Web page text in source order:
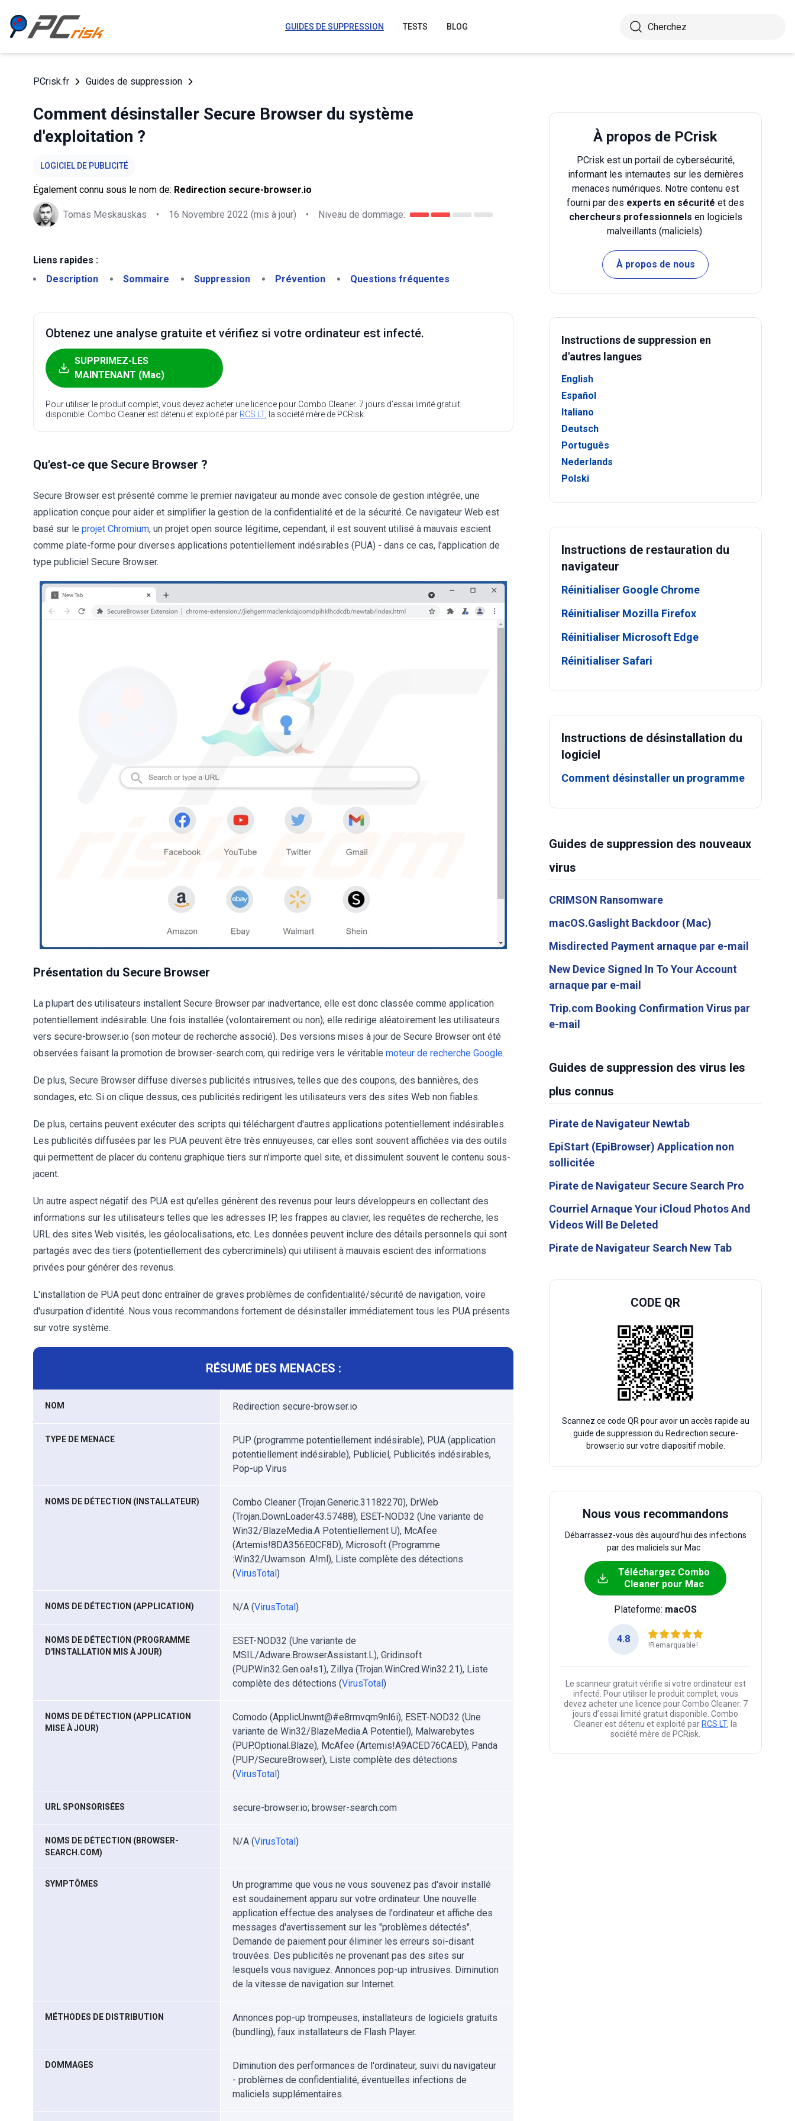
GUIDES DE SUPPRESSION TESTS BLOG
PCrisk.fr Guides de suppression
Comment désinstaller Secure Browser du système
d'exploitation ?
LOGICIEL DE PUBLICITÉ
Également connu sous le nom de: Redirection secure-browser.io
Tomas Meskauskas • 16 Novembre 2022 (mis à jour) • Niveau de dommage:
Liens rapides :
Description
Sommaire Suppression Prévention Questions fréquentes
Obtenez une analyse gratuite et vérifiez si votre ordinateur est infecté.
SUPPRIMEZ-LES
MAINTENANT (Mac)
Pour utiliser le produit complet, vous devez acheter une licence pour Combo Cleaner. 7 jours d’essai limité gratuit
disponible. Combo Cleaner est détenu et exploité par RCS LT, la société mère de PCRisk.
Qu'est-ce que Secure Browser ?
Secure Browser est présenté comme le premier navigateur au monde avec console de gestion intégrée, une
application conçue pour aider et simplifier la gestion de la confidentialité et de la sécurité. Ce navigateur Web est
basé sur le projet Chromium, un projet open source légitime, cependant, il est souvent utilisé à mauvais escient
comme plate-forme pour diverses applications potentiellement indésirables (PUA) - dans ce cas, l'application de
type publiciel Secure Browser.
Présentation du Secure Browser
La plupart des utilisateurs installent Secure Browser par inadvertance, elle est donc classée comme application
potentiellement indésirable. Une fois installée (volontairement ou non), elle redirige aléatoirement les utilisateurs
vers secure-browser.io (son moteur de recherche associé). Des versions mises à jour de Secure Browser ont été
observées faisant la promotion de browser-search.com, qui redirige vers le véritable moteur de recherche Google.
De plus, Secure Browser diffuse diverses publicités intrusives, telles que des coupons, des bannières, des
sondages, etc. Si on clique dessus, ces publicités redirigent les utilisateurs vers des sites Web non fiables.
De plus, certains peuvent exécuter des scripts qui téléchargent d'autres applications potentiellement indésirables.
Les publicités diffusées par les PUA peuvent être très ennuyeuses, car elles sont souvent affichées via des outils
qui permettent de placer du contenu graphique tiers sur n'importe quel site, et dissimulent souvent le contenu sous-
jacent.
Un autre aspect négatif des PUA est qu'elles génèrent des revenus pour leurs développeurs en collectant des
informations sur les utilisateurs telles que les adresses IP, les frappes au clavier, les requêtes de recherche, les
URL des sites Web visités, les géolocalisations, etc. Les données peuvent inclure des détails personnels qui sont
partagés avec des tiers (potentiellement des cybercriminels) qui utilisent à mauvais escient des informations
privées pour générer des revenus.
L'installation de PUA peut donc entraîner de graves problèmes de confidentialité/sécurité de navigation, voire
d'usurpation d'identité. Nous vous recommandons fortement de désinstaller immédiatement tous les PUA présents
sur votre système.
RÉSUMÉ DES MENACES :
NOM Redirection secure-browser.io
TYPE DE MENACE
PUP (programme potentiellement indésirable), PUA (application
potentiellement indésirable), Publiciel, Publicités indésirables,
Pop-up Virus
NOMS DE DÉTECTION (INSTALLATEUR)
Combo Cleaner (Trojan.Generic.31182270), DrWeb
(Trojan.DownLoader43.57488), ESET-NOD32 (Une variante de
Win32/BlazeMedia.A Potentiellement U), McAfee
(Artemis!8DA356E0CF8D), Microsoft (Programme
:Win32/Uwamson. A!ml), Liste complète des détections
(VirusTotal)
NOMS DE DÉTECTION (APPLICATION) N/A (VirusTotal)
NOMS DE DÉTECTION (PROGRAMME
D'INSTALLATION MIS À JOUR)
ESET-NOD32 (Une variante de
MSIL/Adware.BrowserAssistant.L), Gridinsoft
(PUP.Win32.Gen.oa!s1), Zillya (Trojan.WinCred.Win32.21), Liste
complète des détections (VirusTotal)
NOMS DE DÉTECTION (APPLICATION
MISE À JOUR)
Comodo (ApplicUnwnt@#e8rmvqm9nl6i), ESET-NOD32 (Une
variante de Win32/BlazeMedia.A Potentiel), Malwarebytes
(PUP.Optional.Blaze), McAfee (Artemis!A9ACED76CAED), Panda
(PUP/SecureBrowser), Liste complète des détections
(VirusTotal)
URL SPONSORISÉES secure-browser.io; browser-search.com
NOMS DE DÉTECTION (BROWSER-
SEARCH.COM)
N/A (VirusTotal)
SYMPTÔMES
Un programme que vous ne vous souvenez pas d'avoir installé
est soudainement apparu sur votre ordinateur. Une nouvelle
application effectue des analyses de l'ordinateur et affiche des
messages d'avertissement sur les "problèmes détectés".
Demande de paiement pour éliminer les erreurs soi-disant
trouvées. Des publicités ne provenant pas des sites sur
lesquels vous naviguez. Annonces pop-up intrusives. Diminution
de la vitesse de navigation sur Internet.
MÉTHODES DE DISTRIBUTION
Annonces pop-up trompeuses, installateurs de logiciels gratuits
(bundling), faux installateurs de Flash Player.
DOMMAGES
Diminution des performances de l'ordinateur, suivi du navigateur
- problèmes de confidentialité, éventuelles infections de
maliciels supplémentaires.
À propos de PCrisk
PCrisk est un portail de cybersécurité,
informant les internautes sur les dernières
menaces numériques. Notre contenu est
fourni par des experts en sécurité et des
chercheurs professionnels en logiciels
malveillants (maliciels).
À propos de nous
Instructions de suppression en
d'autres langues
English
Español
Italiano
Deutsch
Português
Nederlands
Polski
Instructions de restauration du
navigateur
Réinitialiser Google Chrome
Réinitialiser Mozilla Firefox
Réinitialiser Microsoft Edge
Réinitialiser Safari
Instructions de désinstallation du
logiciel
Comment désinstaller un programme
Guides de suppression des nouveaux
virus
CRIMSON Ransomware
macOS.Gaslight Backdoor (Mac)
Misdirected Payment arnaque par e-mail
New Device Signed In To Your Account
arnaque par e-mail
Trip.com Booking Confirmation Virus par
e-mail
Guides de suppression des virus les
plus connus
Pirate de Navigateur Newtab
EpiStart (EpiBrowser) Application non
sollicitée
Pirate de Navigateur Secure Search Pro
Courriel Arnaque Your iCloud Photos And
Videos Will Be Deleted
Pirate de Navigateur Search New Tab
CODE QR
Scannez ce code QR pour avoir un accès rapide au
guide de suppression du Redirection secure-
browser.io sur votre diapositif mobile.
Nous vous recommandons
Débarrassez-vous dès aujourd'hui des infections
par des maliciels sur Mac :
Téléchargez Combo
Cleaner pour Mac
Plateforme: macOS
4.8
!Remarquable!
Le scanneur gratuit vérifie si votre ordinateur est
infecté. Pour utiliser le produit complet, vous
devez acheter une licence pour Combo Cleaner. 7
jours d’essai limité gratuit disponible. Combo
Cleaner est détenu et exploité par RCS LT, la
société mère de PCRisk.